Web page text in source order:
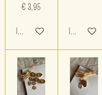
€ 3,95
In winkelwagen In winkelwagen